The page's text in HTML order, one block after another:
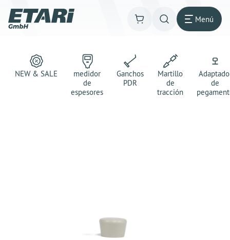
Menú
NEW & SALE
medidor
de
espesores
Ganchos
PDR
Martillo
de
tracción
de